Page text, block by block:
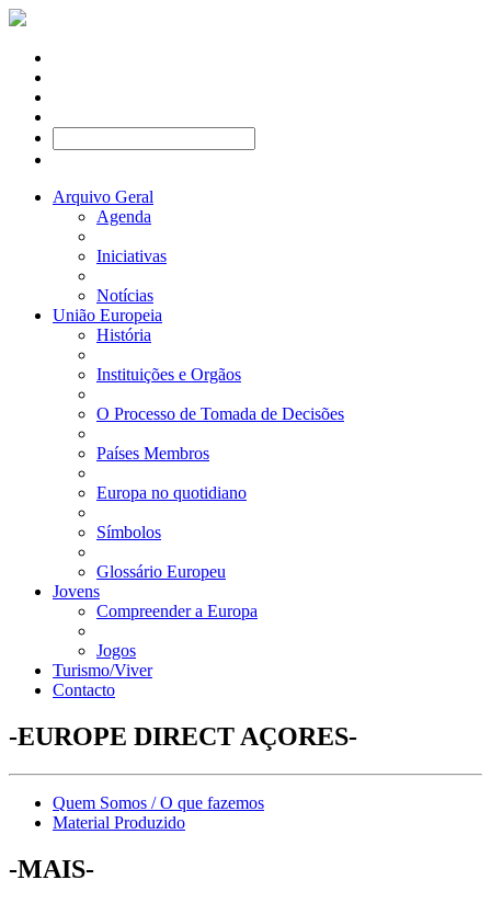
Arquivo Geral
Agenda
Iniciativas
Notícias
União Europeia
História
Instituições e Orgãos
O Processo de Tomada de Decisões
Países Membros
Europa no quotidiano
Símbolos
Glossário Europeu
Jovens
Compreender a Europa
Jogos
Turismo/Viver
Contacto
-EUROPE DIRECT AÇORES-
Quem Somos / O que fazemos
Material Produzido
-MAIS-